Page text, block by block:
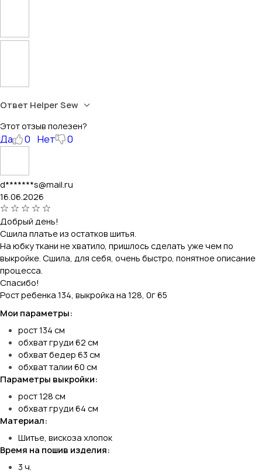
Ответ Helper Sew
Этот отзыв полезен?
Да 0 Нет 0
d*******s@mail.ru
16.06.2026
Добрый день!
Сшила платье из остатков шитья.
На юбку ткани не хватило, пришлось сделать уже чем по
выкройке. Сшила, для себя, очень быстро, понятное описание
процесса.
Спасибо!
Рост ребенка 134, выкройка на 128, 0г 65
Мои параметры:
рост 134 см
обхват груди 62 см
обхват бедер 63 см
обхват талии 60 см
Параметры выкройки:
рост 128 см
обхват груди 64 см
Материал:
Шитье, вискоза хлопок
Время на пошив изделия:
3 ч.